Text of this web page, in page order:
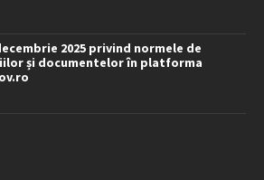
2025 privind normele de
și documentelor în platforma